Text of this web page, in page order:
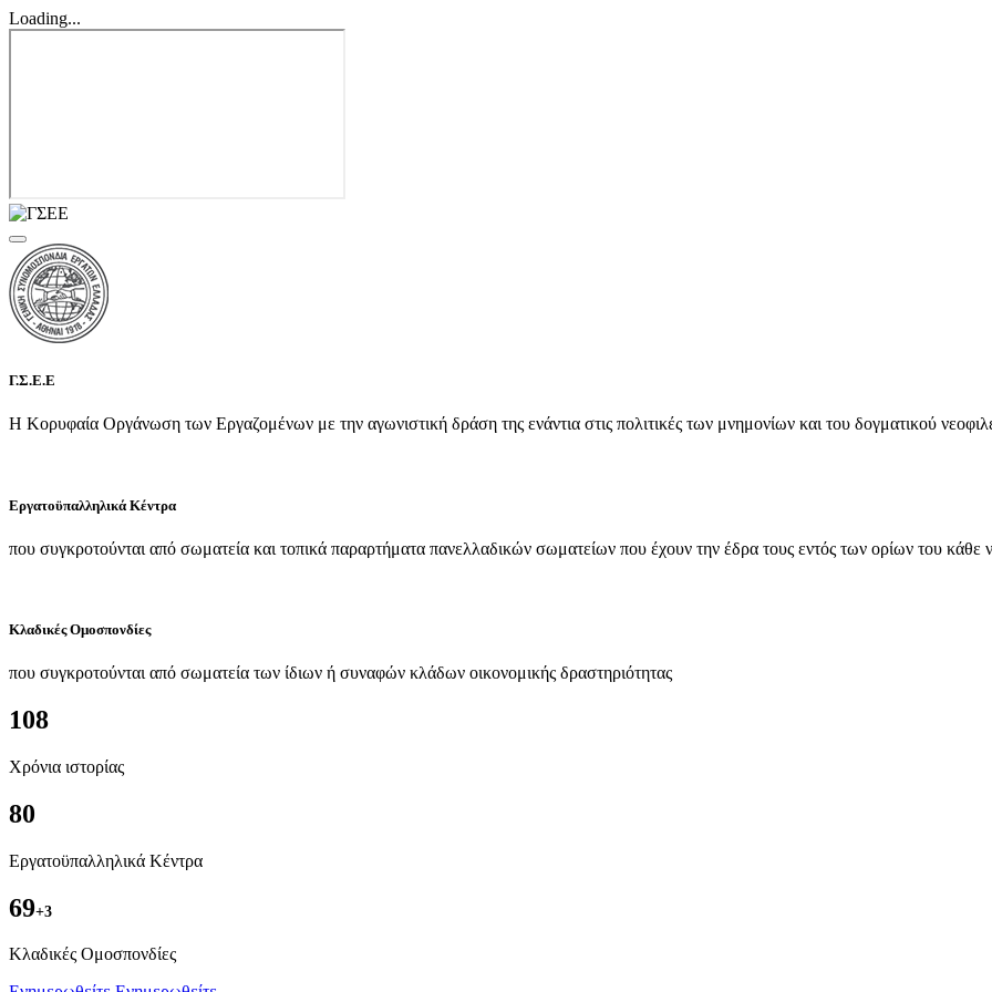
Loading...
Γ.Σ.Ε.Ε
Η Κορυφαία Οργάνωση των Εργαζομένων με την αγωνιστική δράση της ενάντια στις πολιτικές των μνημονίων και του δογματικού
Εργατοϋπαλληλικά Κέντρα
που συγκροτούνται από σωματεία και τοπικά παραρτήματα πανελλαδικών σωματείων που έχουν την έδρα τους εντός των ορίων του κάθε
Κλαδικές Ομοσπονδίες
που συγκροτούνται από σωματεία των ίδιων ή συναφών κλάδων οικονομικής δραστηριότητας
108
Χρόνια ιστορίας
80
Εργατοϋπαλληλικά Κέντρα
69+3
Kλαδικές Ομοσπονδίες